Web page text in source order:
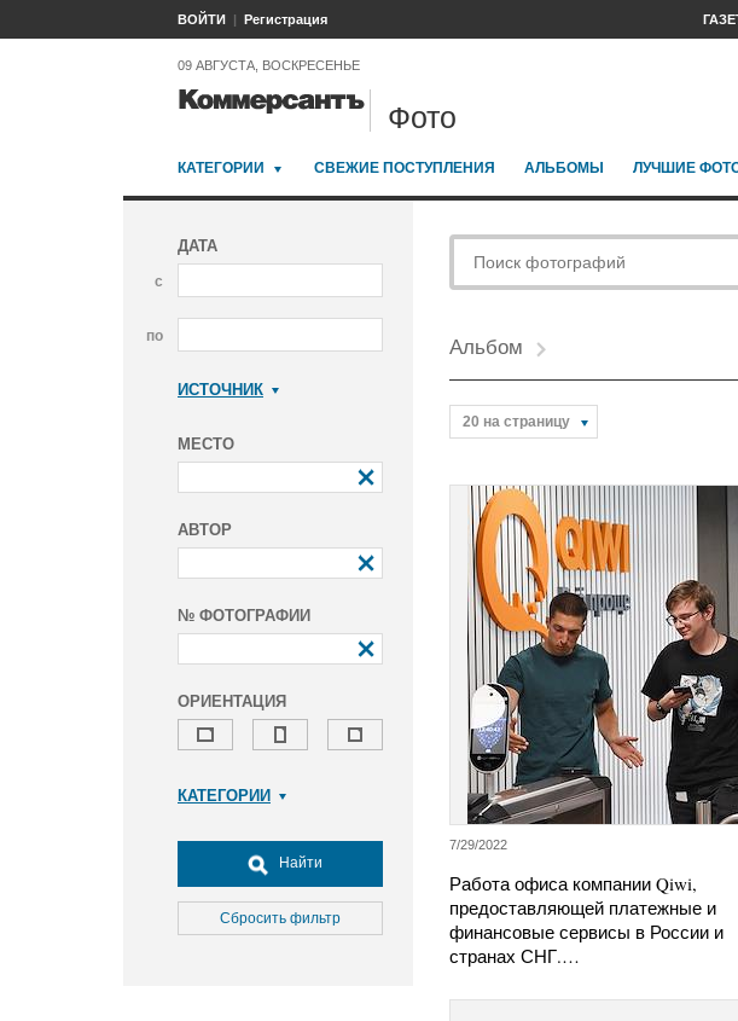
ВОЙТИ Регистрация
09 АВГУСТА, ВОСКРЕСЕНЬЕ
Фото
КАТЕГОРИИ СВЕЖИЕ ПОСТУПЛЕНИЯ АЛЬБОМЫ ЛУЧШИЕ
ДАТА
с
по
ИСТОЧНИК
МЕСТО
АВТОР
№ ФОТОГРАФИИ
ОРИЕНТАЦИЯ
КАТЕГОРИИ
Досуг, туризм и отдых
Культура
Медицина
Найти
Сбросить фильтр
Альбом
20 на страницу
7/29/2022
Работа офиса компании Qiwi,
предоставляющей платежные и
финансовые сервисы в России и
странах СНГ.…